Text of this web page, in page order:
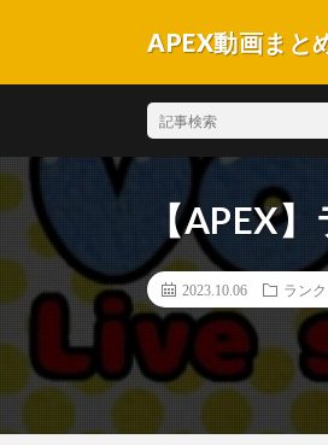
APEX動画まと
【APEX
2023.10.06 ランク